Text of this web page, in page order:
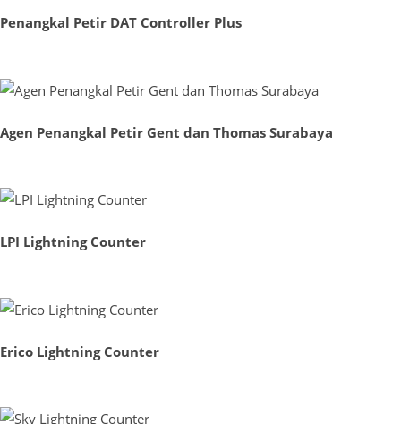
Penangkal Petir DAT Controller Plus
Agen Penangkal Petir Gent dan Thomas Surabaya
LPI Lightning Counter
Erico Lightning Counter